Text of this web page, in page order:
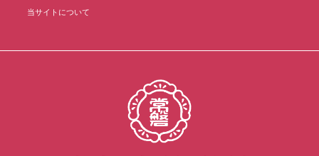
当サイトについて